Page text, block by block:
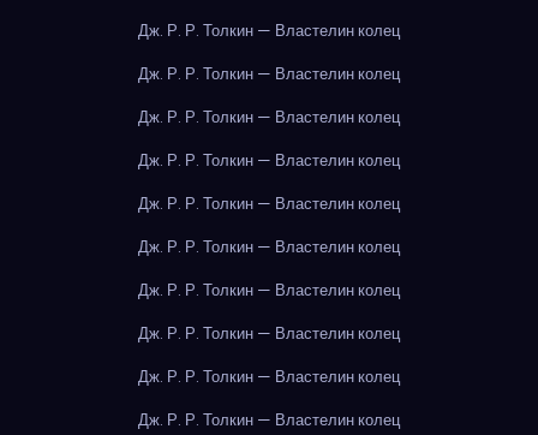
Дж. Р. Р. Толкин — Властелин колец
Дж. Р. Р. Толкин — Властелин колец
Дж. Р. Р. Толкин — Властелин колец
Дж. Р. Р. Толкин — Властелин колец
Дж. Р. Р. Толкин — Властелин колец
Дж. Р. Р. Толкин — Властелин колец
Дж. Р. Р. Толкин — Властелин колец
Дж. Р. Р. Толкин — Властелин колец
Дж. Р. Р. Толкин — Властелин колец
Дж. Р. Р. Толкин — Властелин колец